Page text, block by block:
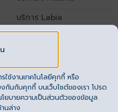
ใช้งานเทคโนโลยีคุกกี้ หรือ
กันกับคุกกี้ บนเว็บไซต์ของเรา โปรด
ยบายความเป็นส่วนตัวของข้อมูล
นล่าง
บริการ Labia
ารทุกวัน
– 20.00 น.
อ 1(รัชโยธิน),2(ราชพฤกษ์)